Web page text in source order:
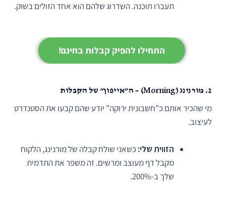
תעברו תוכנה. השדרוג שלהם הוא אחד הזולים בשוק.
התחילו להפיק קבלות בחינם!
2. מורנינג (Morning) – ה”אייפון” של הקבלות
מי שהכיר אותם כ”חשבונית ירוקה” יודע שהם קבעו את הסטנדרט
לעיצוב.
הזווית שלי: כשאני שולח קבלה של מורנינג, הלקוח
מקבל דף מעוצב ומרשים. זה משפר את התדמית
שלך ב-200%.